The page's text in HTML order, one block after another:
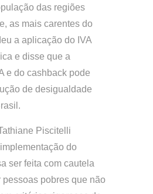
das regiões
as mais carentes do
a aplicação do IVA
e disse que a
e do cashback pode
de desigualdade
Piscitelli
do
ser feita com cautela
pessoas pobres que não